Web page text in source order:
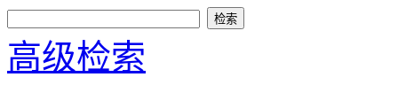
高级检索